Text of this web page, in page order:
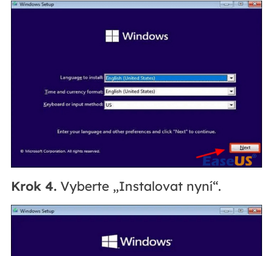
Krok 4.Vyberte „Instalovat nyní“.